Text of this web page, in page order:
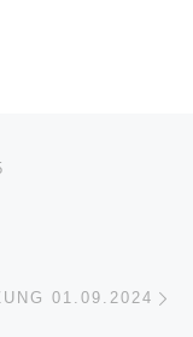
01.09.2024